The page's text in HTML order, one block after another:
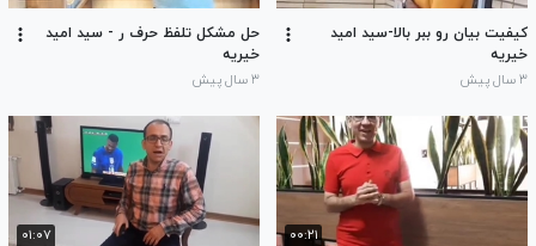
کیفیت بیان رو ببر بالا-سید امید
خیریه
۳ سال پیش
حل مشکل تلفظ حرف ر - سید امید
خیریه
۳ سال پیش
۰۰:۲۱ ۰۱:۰۷